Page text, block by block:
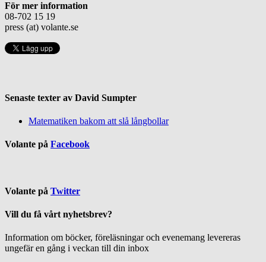
För mer information
08-702 15 19
press (at) volante.se
Senaste texter av David Sumpter
Matematiken bakom att slå långbollar
Volante på Facebook
Volante på Twitter
Vill du få vårt nyhetsbrev?
Information om böcker, föreläsningar och evenemang levereras
ungefär en gång i veckan till din inbox